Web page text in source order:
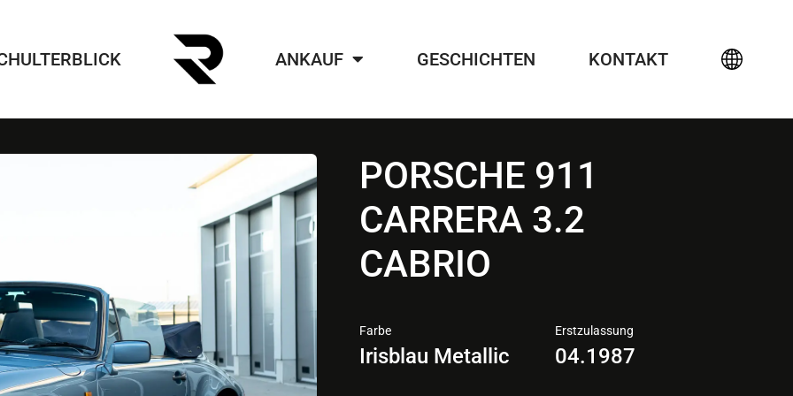
ANKAUF GESCHICHTEN KONTAKT
Farbe
Irisblau Metallic
Erstzulassung
04.1987
PORSCHE 911
CARRERA 3.2
CABRIO